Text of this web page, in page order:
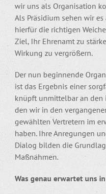
wir uns als Organisation
Als Präsidium sehen wir
hierfür die richtigen
Ziel, Ihr Ehrenamt zu
Wirkung zu vergrößern.
Der nun beginnende
ist das Ergebnis einer
knüpft unmittelbar an
den wir in den
gewählten Vertretern im
haben. Ihre Anregungen
Dialog bilden die
Maßnahmen.
Was genau erwartet uns